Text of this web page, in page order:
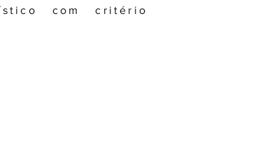
com critério